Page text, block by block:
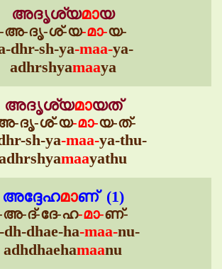
അദൃശ്യമായ
-അ-ദൃ-ശ്-യ-മാ-യ-
dhr-sh-ya-maa-ya-
adhrshyamaaya
അദൃശ്യമായത്
ദൃ-ശ്-യ-മാ-യ-ത്-
sh-ya-maa-ya-thu-
maayathu
അദ്ദേഹമാണ് (1)
അ-ദ്-ദേ-ഹ-മാ-ണ്-
dh-dhae-ha-maa-nu-
adhdhaehamaanu